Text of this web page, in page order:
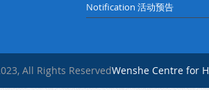
Notification 活动预告
All Rights ReservedWenshe Centre for